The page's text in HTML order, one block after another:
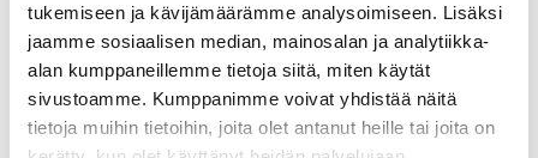
tukemiseen ja kävijämäärämme analysoimiseen. Lisäksi
jaamme sosiaalisen median, mainosalan ja analytiikka-
alan kumppaneillemme tietoja siitä, miten käytät
sivustoamme. Kumppanimme voivat yhdistää näitä
tietoja muihin tietoihin, joita olet antanut heille tai joita on
ANNA PALAUTETTA